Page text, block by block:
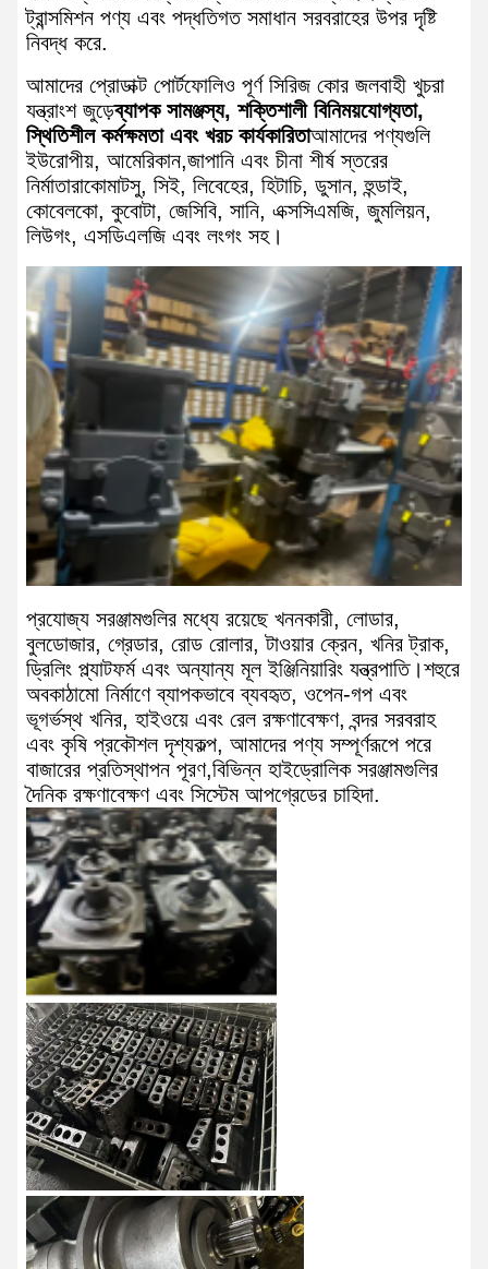
ট্রান্সমিশন পণ্য এবং পদ্ধতিগত সমাধান সরবরাহের উপর দৃষ্টি
নিবদ্ধ করে.
আমাদের প্রোডাক্ট পোর্টফোলিও পূর্ণ সিরিজ কোর জলবাহী খুচরা
যন্ত্রাংশ জুড়েব্যাপক সামঞ্জস্য, শক্তিশালী বিনিময়যোগ্যতা,
স্থিতিশীল কর্মক্ষমতা এবং খরচ কার্যকারিতাআমাদের পণ্যগুলি
ইউরোপীয়, আমেরিকান,জাপানি এবং চীনা শীর্ষ স্তরের
নির্মাতারাকোমাটসু, সিই, লিবেহের, হিটাচি, ডুসান, হুন্ডাই,
কোবেলকো, কুবোটা, জেসিবি, সানি, এক্সসিএমজি, জুমলিয়ন,
লিউগং, এসডিএলজি এবং লংগং সহ।
প্রযোজ্য সরঞ্জামগুলির মধ্যে রয়েছে খননকারী, লোডার,
বুলডোজার, গ্রেডার, রোড রোলার, টাওয়ার ক্রেন, খনির ট্রাক,
ড্রিলিং প্ল্যাটফর্ম এবং অন্যান্য মূল ইঞ্জিনিয়ারিং যন্ত্রপাতি।শহুরে
অবকাঠামো নির্মাণে ব্যাপকভাবে ব্যবহৃত, ওপেন-গপ এবং
ভূগর্ভস্থ খনির, হাইওয়ে এবং রেল রক্ষণাবেক্ষণ, বন্দর সরবরাহ
এবং কৃষি প্রকৌশল দৃশ্যকল্প, আমাদের পণ্য সম্পূর্ণরূপে পরে
বাজারের প্রতিস্থাপন পূরণ,বিভিন্ন হাইড্রোলিক সরঞ্জামগুলির
দৈনিক রক্ষণাবেক্ষণ এবং সিস্টেম আপগ্রেডের চাহিদা.